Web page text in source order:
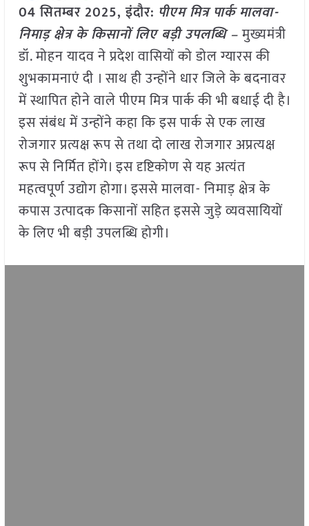
04 सितम्बर 2025,इंदौर: पीएम मित्र पार्क मालवा-
निमाड़ क्षेत्र के किसानों लिए बड़ी उपलब्धि –मुख्यमंत्री
डॉ. मोहन यादव ने प्रदेश वासियों को डोल ग्यारस की
शुभकामनाएं दी । साथ ही उन्होंने धार जिले के बदनावर
में स्थापित होने वाले पीएम मित्र पार्क की भी बधाई दी है।
इस संबंध में उन्होंने कहा कि इस पार्क से एक लाख
रोजगार प्रत्यक्ष रूप से तथा दो लाख रोजगार अप्रत्यक्ष
रूप से निर्मित होंगे। इस दृष्टिकोण से यह अत्यंत
महत्वपूर्ण उद्योग होगा। इससे मालवा- निमाड़ क्षेत्र के
कपास उत्पादक किसानों सहित इससे जुड़े व्यवसायियों
के लिए भी बड़ी उपलब्धि होगी।